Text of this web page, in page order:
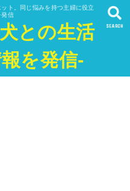
ト。同じ悩みを持つ主婦に役立
発信
との生活
を発信-
SEARCH